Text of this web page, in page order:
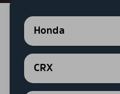
Honda
CRX